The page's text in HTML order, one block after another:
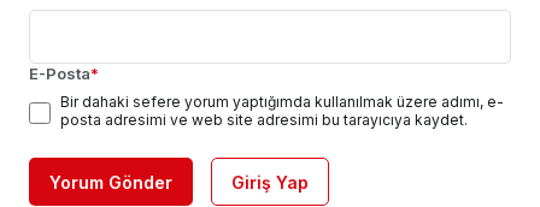
E-Posta*
Bir dahaki sefere yorum yaptığımda kullanılmak üzere adımı, e-
posta adresimi ve web site adresimi bu tarayıcıya kaydet.
Yorum Gönder Giriş Yap